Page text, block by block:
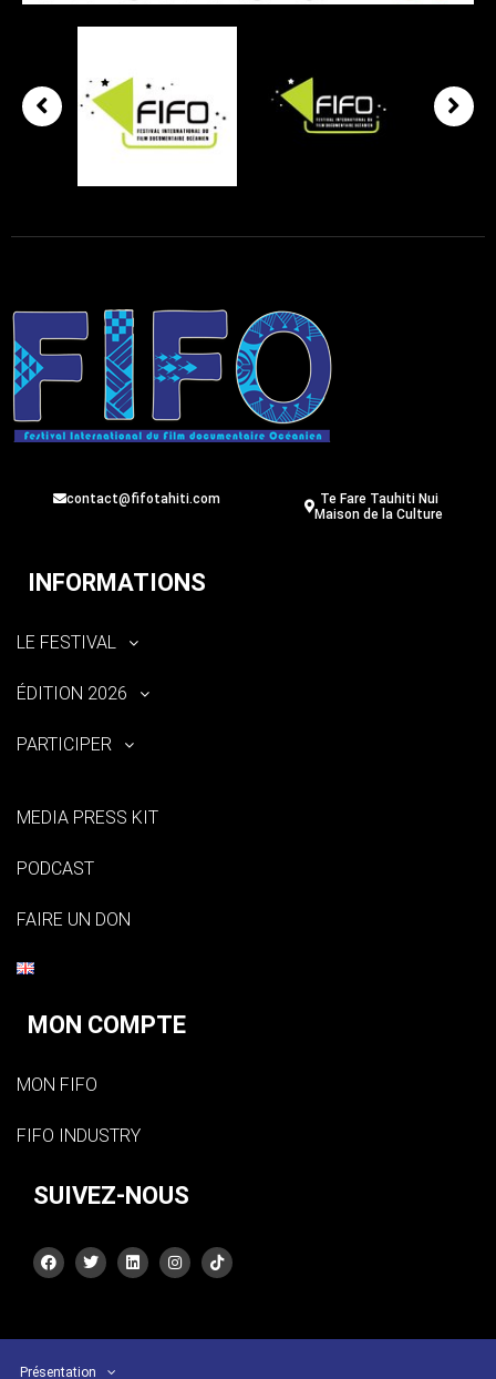
contact@fifotahiti.com
Te Fare Tauhiti Nui
Maison de la Culture
INFORMATIONS
LE FESTIVAL
ÉDITION 2026
PARTICIPER
MEDIA PRESS KIT
PODCAST
FAIRE UN DON
MON COMPTE
MON FIFO
FIFO INDUSTRY
SUIVEZ-NOUS
Présentation